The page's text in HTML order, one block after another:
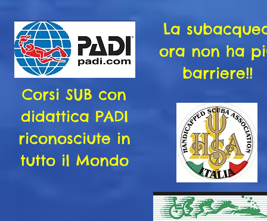
Corsi SUB con
didattica PADI
riconosciute in
tutto il Mondo
La
ora non ha
barriere!!